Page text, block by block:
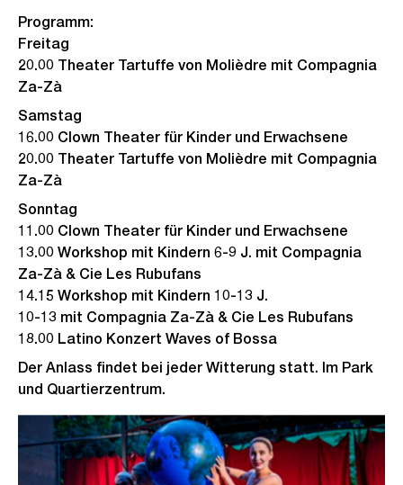
Programm:
Freitag
20.00 Theater Tartuffe von Molièdre mit Compagnia
Za-Zà
Samstag
16.00 Clown Theater für Kinder und Erwachsene
20.00 Theater Tartuffe von Molièdre mit Compagnia
Za-Zà
Sonntag
11.00 Clown Theater für Kinder und Erwachsene
13.00 Workshop mit Kindern 6-9 J. mit Compagnia
Za-Zà & Cie Les Rubufans
14.15 Workshop mit Kindern 10-13 J.
10-13 mit Compagnia Za-Zà & Cie Les Rubufans
18.00 Latino Konzert Waves of Bossa
Der Anlass findet bei jeder Witterung statt. Im Park
und Quartierzentrum.